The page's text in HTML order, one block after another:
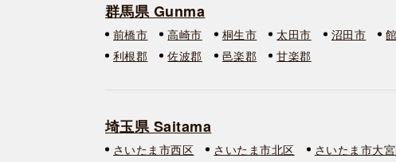
群馬県 Gunma
前橋市 高崎市 桐生市 太田市 沼田市
利根郡
佐波郡 邑楽郡 甘楽郡
埼玉県 Saitama
さいたま市西区 さいたま市北区 さいたま市大